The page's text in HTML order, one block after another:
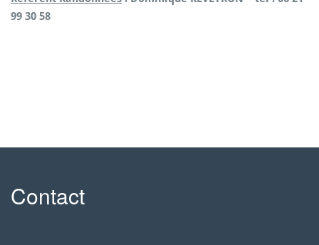
99 30 58
Contact